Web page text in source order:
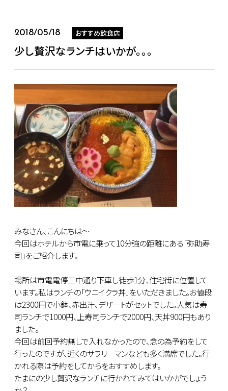
2018/05/18 おすすめ飲食店
少し贅沢なランチはいかが。。。
みなさん、こんにちは～
今回はホテルから市電に乗って10分強の距離にある「弥助寿
司」をご紹介します。
場所は市電電停二中通り下車し徒歩1分、住宅街に位置して
います。私はランチの「ウニイクラ丼」をいただきました。お値段
は2300円で小鉢、赤出汁、デザートがセットでした。人気は寿
司ランチで1000円、上寿司ランチで2000円、天丼900円もあり
ました。
今回は前回予約無しで入れなかったので、念の為予約をして
行ったのですが、近くのサラリーマンなども多く満席でした。行
かれる際は予約をしてからをおすすめします。
たまにの少し贅沢なランチに行かれてみてはいかがでしょう